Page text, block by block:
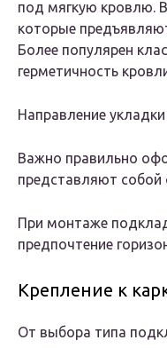
под мягкую кровлю.
которые
Более популярен
герметичность
Направление
Важно правильно
представляют
При монтаже
предпочтение
Крепление к
От выбора типа